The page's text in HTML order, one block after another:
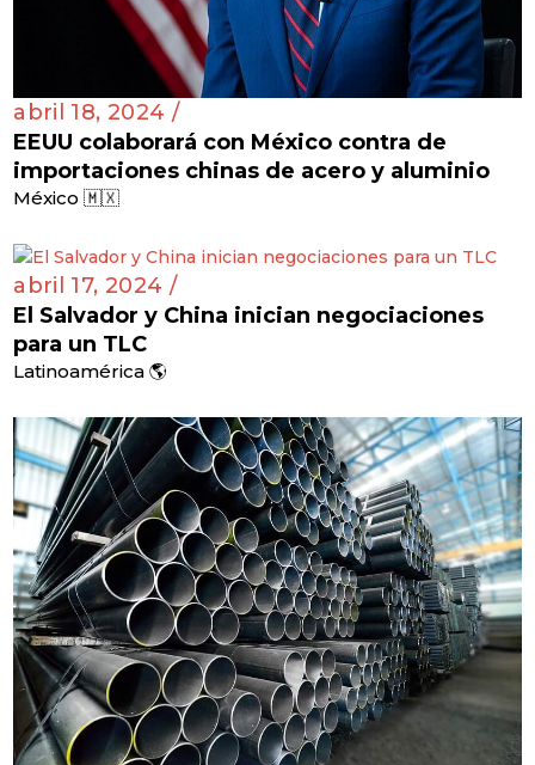
abril 18, 2024 /
EEUU colaborará con México contra de
importaciones chinas de acero y aluminio
México 🇲🇽
abril 17, 2024 /
El Salvador y China inician negociaciones
para un TLC
Latinoamérica 🌎